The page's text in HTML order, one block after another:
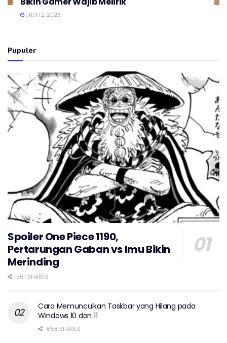
JULY 12, 2026
Pupuler
Spoiler One Piece 1190,
Pertarungan Gaban vs Imu Bikin
Merinding
561 SHARES
Cara Memunculkan Taskbar yang Hilang pada
Windows 10 dan 11
658 SHARES